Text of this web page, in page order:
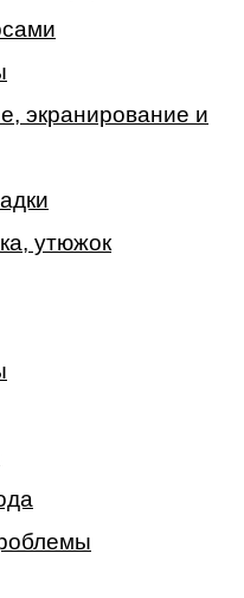
экранирование и
утюжок